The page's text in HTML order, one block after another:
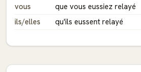
vous
que vous eussiez relayé
ils/elles
qu'ils eussent relayé